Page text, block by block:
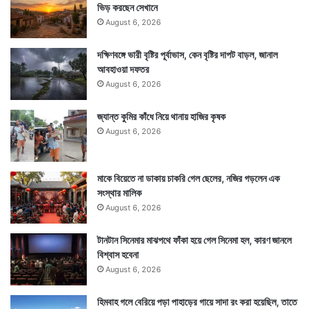
ভিড় করছেন সেখানে
August 6, 2026
দক্ষিণবঙ্গে ভারী বৃষ্টির পূর্বাভাস, কেন বৃষ্টির দাপট বাড়ল, জানাল
আবহাওয়া দফতর
August 6, 2026
জ্যান্ত কুমির কাঁধে নিয়ে থানায় হাজির কৃষক
August 6, 2026
মাকে বিয়েতে না ডাকায় চাকরি গেল ছেলের, নজির গড়লেন এক
সংস্থার মালিক
August 6, 2026
টানটান সিনেমার মাঝপথে ফাঁকা হয়ে গেল সিনেমা হল, কারণ জানলে
বিশ্বাস হবেনা
August 6, 2026
হিমবাহ গলে বেরিয়ে পড়া পাহাড়ের গায়ে সাদা রং করা হয়েছিল, তাতে